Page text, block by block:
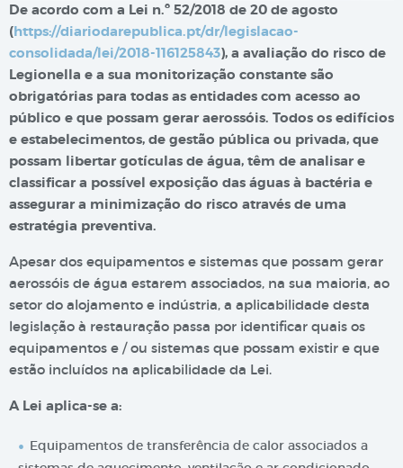
De acordo com a Lei n.º 52/2018 de 20 de agosto
(https://diariodarepublica.pt/dr/legislacao-
consolidada/lei/2018-116125843), a avaliação do risco de
Legionella e a sua monitorização constante são
obrigatórias para todas as entidades com acesso ao
público e que possam gerar aerossóis. Todos os edifícios
e estabelecimentos, de gestão pública ou privada, que
possam libertar gotículas de água, têm de analisar e
classificar a possível exposição das águas à bactéria e
assegurar a minimização do risco através de uma
estratégia preventiva.
Apesar dos equipamentos e sistemas que possam gerar
aerossóis de água estarem associados, na sua maioria, ao
setor do alojamento e indústria, a aplicabilidade desta
legislação à restauração passa por identificar quais os
equipamentos e / ou sistemas que possam existir e que
estão incluídos na aplicabilidade da Lei.
A Lei aplica-se a:
Equipamentos de transferência de calor associados a